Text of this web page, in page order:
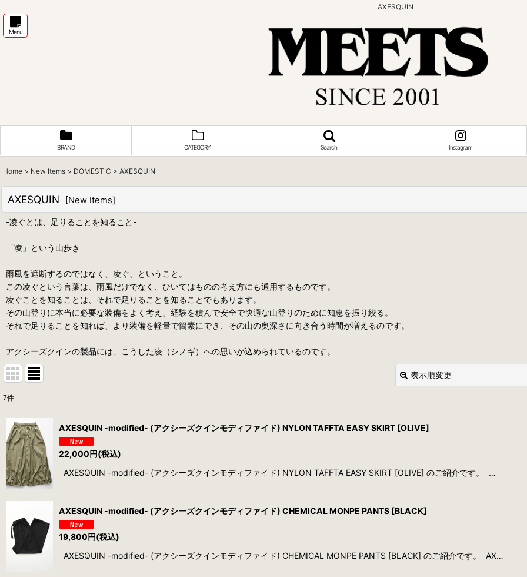
AXESQUIN
Menu
BRAND CATEGORY Search Instagram
Home > New Items > DOMESTIC > AXESQUIN
AXESQUIN [New Items]
-凌ぐとは、足りることを知ること-
「凌」という山歩き
雨風を遮断するのではなく、凌ぐ、ということ。
この凌ぐという言葉は、雨風だけでなく、ひいてはものの考え方にも通用するものです。
凌ぐことを知ることは、それで足りることを知ることでもあります。
その山登りに本当に必要な装備をよく考え、経験を積んで安全で快適な山登りのために知恵を振り絞る。
それで足りることを知れば、より装備を軽量で簡素にでき、その山の奥深さに向き合う時間が増えるのです。
アクシーズクインの製品には、こうした凌（シノギ）への思いが込められているのです。
表示順変更
並び順 :
絞り込む
7件
AXESQUIN -modified- (アクシーズクインモディファイド) NYLON TAFFTA EASY SKIRT [OLIVE]
22,000円(税込)
AXESQUIN -modified- (アクシーズクインモディファイド) NYLON TAFFTA EASY SKIRT [OLIVE] のご紹介です。 …
AXESQUIN -modified- (アクシーズクインモディファイド) CHEMICAL MONPE PANTS [BLACK]
19,800円(税込)
AXESQUIN -modified- (アクシーズクインモディファイド) CHEMICAL MONPE PANTS [BLACK] のご紹介です。 AX…